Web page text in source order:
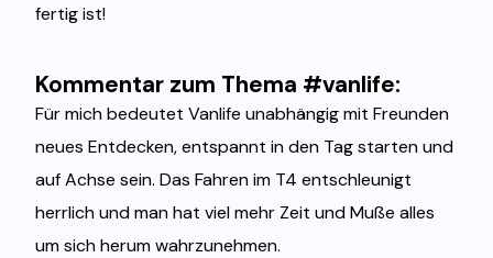
fertig ist!
Kommentar zum Thema #vanlife:
Für mich bedeutet Vanlife unabhängig mit Freunden
neues Entdecken, entspannt in den Tag starten und
auf Achse sein. Das Fahren im T4 entschleunigt
herrlich und man hat viel mehr Zeit und Muße alles
um sich herum wahrzunehmen.